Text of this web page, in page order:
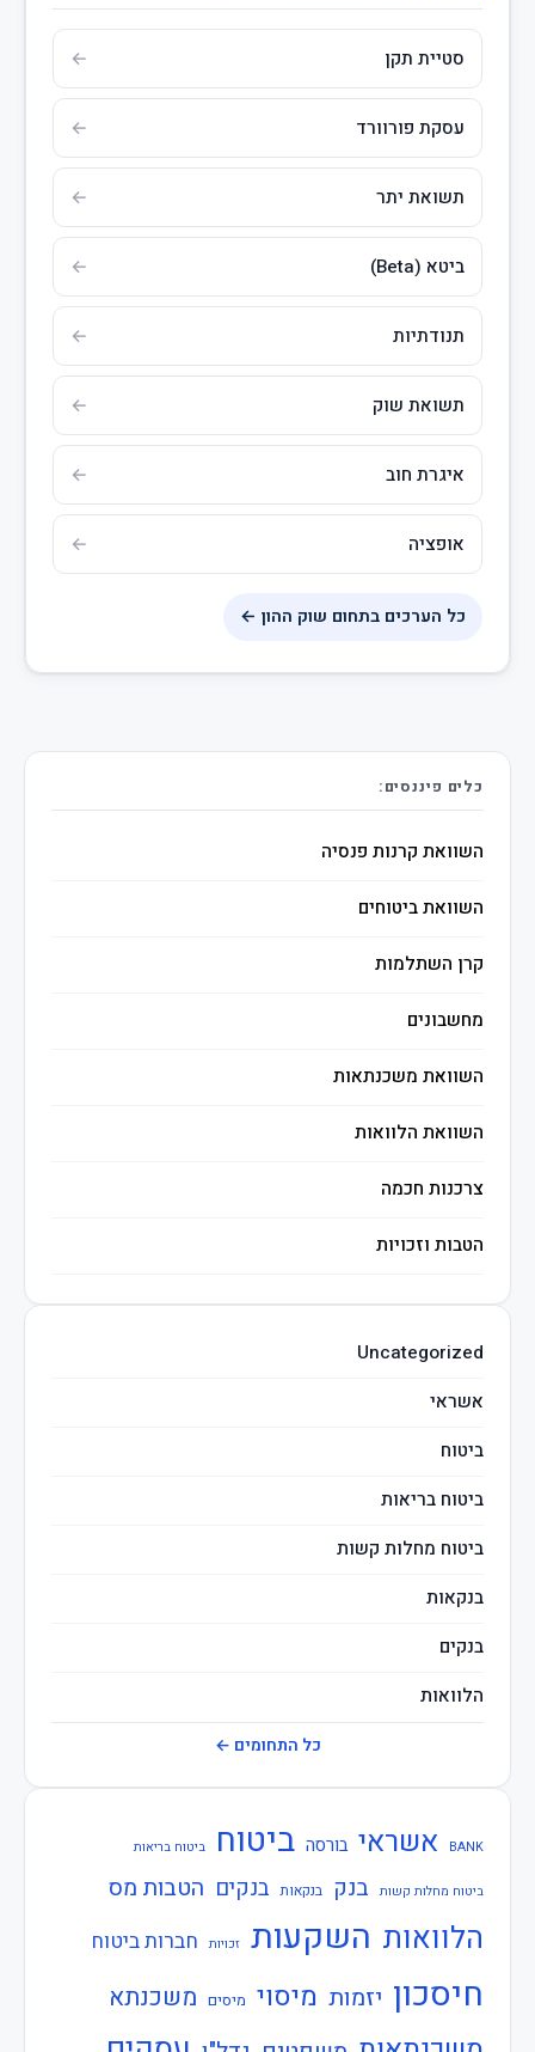
סטיית תקן
עסקת פורוורד
תשואת יתר
ביטא (Beta)
תנודתיות
תשואת שוק
איגרת חוב
אופציה
כל הערכים בתחום שוק ההון ←
כלים פיננסים:
השוואת קרנות פנסיה
השוואת ביטוחים
קרן השתלמות
מחשבונים
השוואת משכנתאות
השוואת הלוואות
צרכנות חכמה
הטבות וזכויות
השקעות חכמות
מיסים
Uncategorized
אשראי
ביטוח
ביטוח בריאות
ביטוח מחלות קשות
בנקאות
בנקים
הלוואות
חוזרי בנק ישראל
חוזרי המפקח על הביטוח
חוזרי המפקח על הבנקים
חוזרי הפיקוח על הבנקים
חוזרי נגיד בנק ישראל
חיסכון
כל התחומים ←
BANK אשראי בורסה ביטוח ביטוח בריאות
ביטוח מחלות קשות בנק בנקאות בנקים הטבות מס
הלוואות השקעות זכויות חברות ביטוח
חיסכון יזמות מיסוי מיסים משכנתא